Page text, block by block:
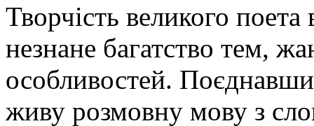
Творчість великого поета
незнане багатство тем,
особливостей.
живу розмовну мову з